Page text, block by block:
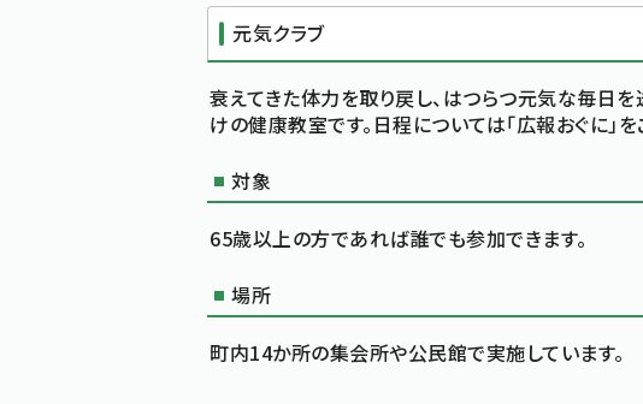
元気クラブ
衰えてきた体力を取り戻し、はつらつ元気な毎日
けの健康教室です。日程については「広報おぐに」を
対象
65歳以上の方であれば誰でも参加できます。
場所
町内14か所の集会所や公民館で実施しています。